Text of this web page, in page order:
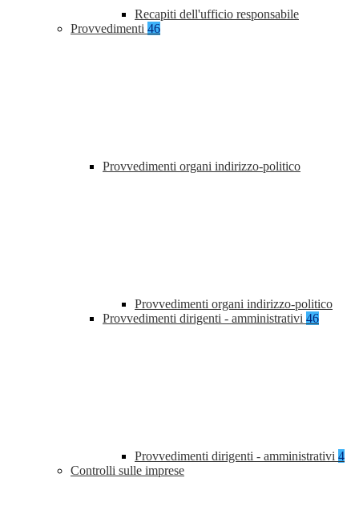
Recapiti dell'ufficio responsabile
Provvedimenti 46
Provvedimenti organi indirizzo-politico
Provvedimenti organi indirizzo-politico
Provvedimenti dirigenti - amministrativi 46
Provvedimenti dirigenti - amministrativi 4
Controlli sulle imprese